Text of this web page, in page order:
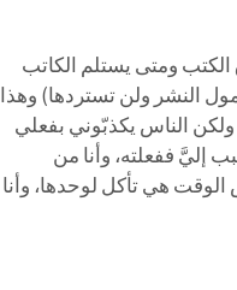
الكتب ومتى يستلم الكاتب
النشر ولن تستردها) وهذا
ولكن الناس يكذبّوني بفعلي
كتاب، فأقول هو شيء حُبب إليَّ ففعلته، وأنا من
هي تأكل لوحدها، وأنا